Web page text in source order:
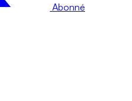
Abonné